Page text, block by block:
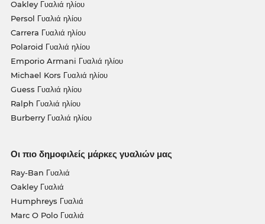
Oakley Γυαλιά ηλίου
Persol Γυαλιά ηλίου
Carrera Γυαλιά ηλίου
Polaroid Γυαλιά ηλίου
Emporio Armani Γυαλιά ηλίου
Michael Kors Γυαλιά ηλίου
Guess Γυαλιά ηλίου
Ralph Γυαλιά ηλίου
Burberry Γυαλιά ηλίου
Οι πιο δημοφιλείς μάρκες γυαλιών μας
Ray-Ban Γυαλιά
Oakley Γυαλιά
Humphreys Γυαλιά
Marc O Polo Γυαλιά